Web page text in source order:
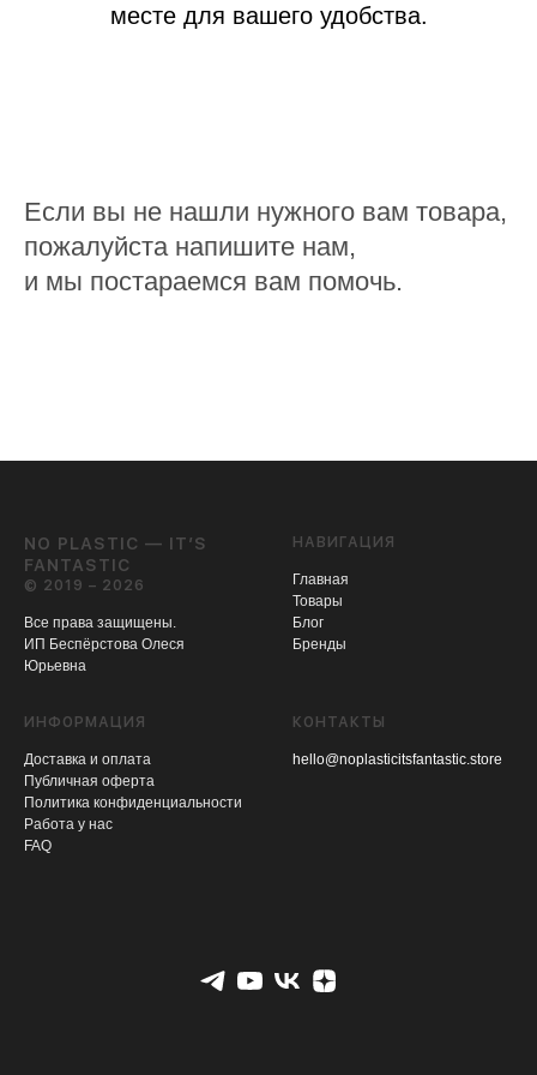
месте для вашего удобства.
Если вы не нашли нужного вам товара,
пожалуйста напишите нам,
и мы постараемся вам помочь.
NO PLASTIC — IT’S
FANTASTIC
© 2019 – 2026
Все права защищены.
ИП Беспёрстова Олеся
Юрьевна
НАВИГАЦИЯ
Главная
Товары
Блог
Бренды
ИНФОРМАЦИЯ
Доставка и оплата
Публичная оферта
Политика конфиденциальности
Работа у нас
FAQ
КОНТАКТЫ
hello@noplasticitsfantastic.store